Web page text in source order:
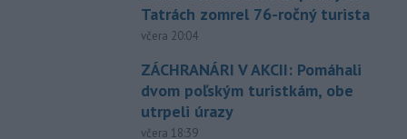
Tatrách zomrel 76-ročný turista
včera 20:04
ZÁCHRANÁRI V AKCII: Pomáhali
dvom poľským turistkám, obe
utrpeli úrazy
včera 18:39